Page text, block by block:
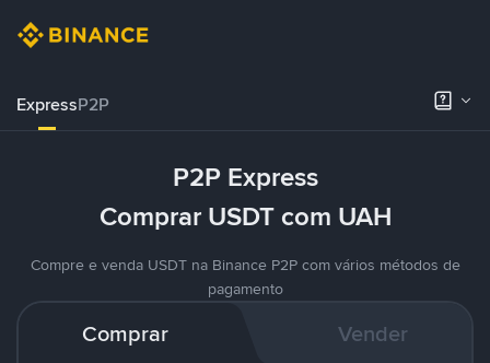
ExpressP2P
P2P Express
Comprar USDT com UAH
Compre e venda USDT na Binance P2P com vários métodos de
pagamento
Comprar Vender